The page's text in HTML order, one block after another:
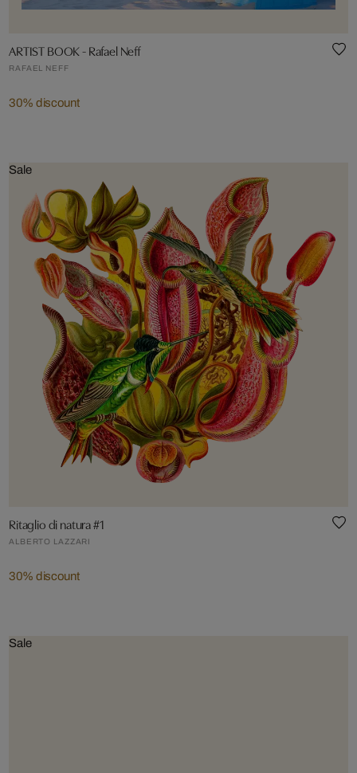
ARTIST BOOK - Rafael Neff
RAFAEL NEFF
30% discount
Sale
Ritaglio di natura #1
ALBERTO LAZZARI
30% discount
Sale